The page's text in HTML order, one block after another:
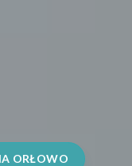
ORŁOWO